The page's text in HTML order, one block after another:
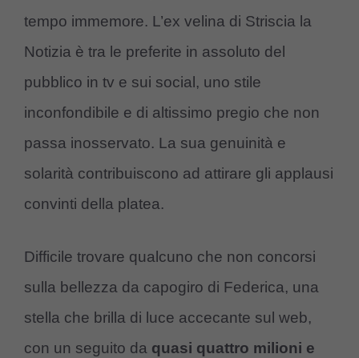
tempo immemore. L’ex velina di Striscia la
Notizia è tra le preferite in assoluto del
pubblico in tv e sui social, uno stile
inconfondibile e di altissimo pregio che non
passa inosservato. La sua genuinità e
solarità contribuiscono ad attirare gli applausi
convinti della platea.
Difficile trovare qualcuno che non concorsi
sulla bellezza da capogiro di Federica, una
stella che brilla di luce accecante sul web,
con un seguito da quasi quattro milioni e